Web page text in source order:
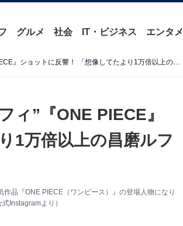
グルメ 社会 IT・ビジネス エンタメ
宇野昌磨＆本田真凜ら、“完全にルフィ”『ONE PIECE』ショットに反響！ 「想像してたより1万倍以上の昌磨ルフィ」
ィ”『ONE PIECE』
1万倍以上の昌磨ルフ
品『ONE PIECE（ワンピース）』の登場人物になり
Instagramより）